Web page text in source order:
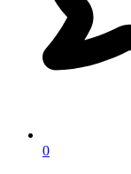
0